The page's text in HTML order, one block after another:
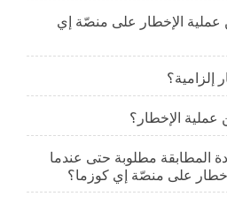
الإخطار على منصّة إي
إلزامية؟
الإخطار؟
المطابقة مطلوبة حتى عندما
على منصّة إي كوزما؟